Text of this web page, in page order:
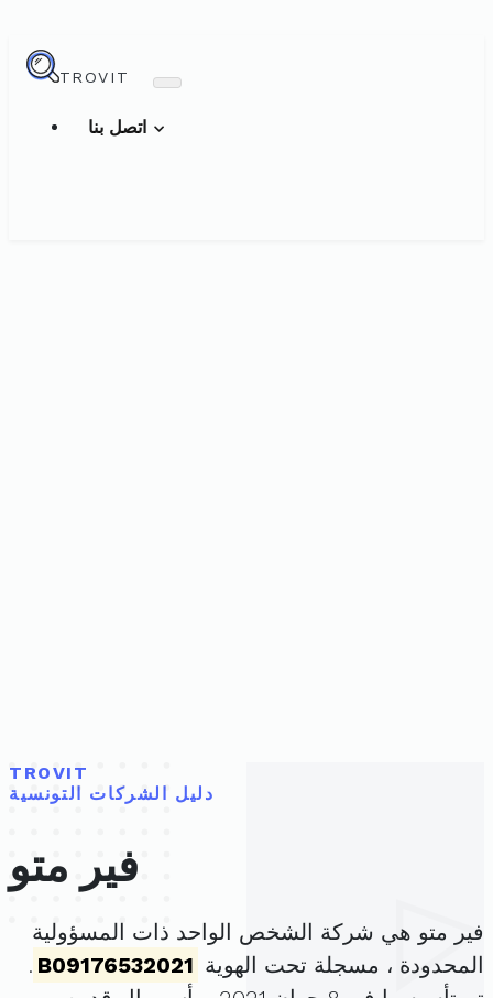
TROVIT
TROVIT
دليل الشركات التونسية
فير متو
فير متو هي شركة الشخص الواحد ذات المسؤولية
المحدودة ، مسجلة تحت الهوية B09176532021
.